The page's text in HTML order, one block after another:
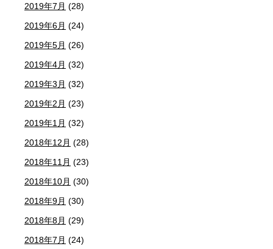
2019年7月 (28)
2019年6月 (24)
2019年5月 (26)
2019年4月 (32)
2019年3月 (32)
2019年2月 (23)
2019年1月 (32)
2018年12月 (28)
2018年11月 (23)
2018年10月 (30)
2018年9月 (30)
2018年8月 (29)
2018年7月 (24)